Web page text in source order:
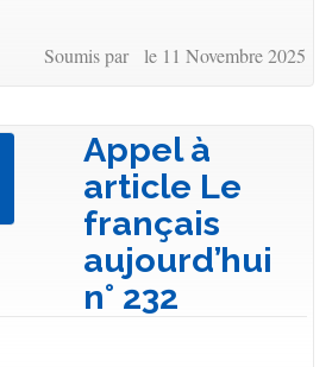
Soumis par le 11 Novembre 2025
Appel à
article Le
français
aujourd’hui
n° 232